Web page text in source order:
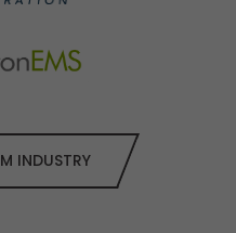
INDUSTRY